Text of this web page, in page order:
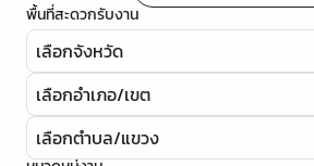
พื้นที่สะดวกรับงาน
เลือกจังหวัด
เลือกอำเภอ/เขต
เลือกตำบล/แขวง